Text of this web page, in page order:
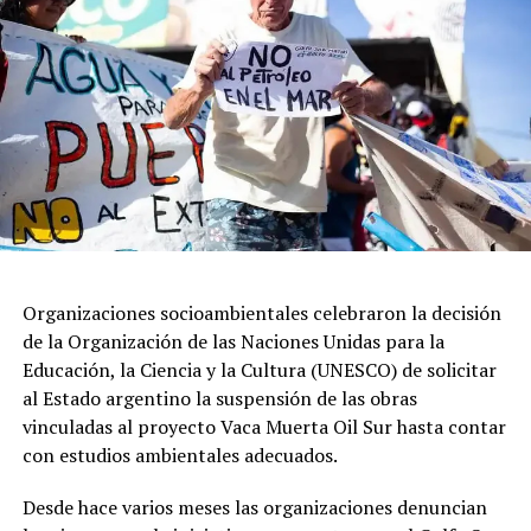
esfuerzo, bien ahí dice Dios y por eso hacemos esta
bendición”.
Durante su homilía, García Cuerva, aseguró que el
pueblo está “cansado de promesas incumplidas y
dirigentes que hablan de los pobres, pero no están cerca
de sus necesidades y se dan la buena vida”.
Organizaciones socioambientales celebraron la decisión
de la Organización de las Naciones Unidas para la
Educación, la Ciencia y la Cultura (UNESCO) de solicitar
al Estado argentino la suspensión de las obras
vinculadas al proyecto Vaca Muerta Oil Sur hasta contar
con estudios ambientales adecuados.
Desde hace varios meses las organizaciones denuncian